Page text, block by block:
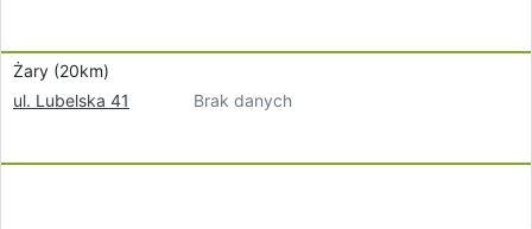
Żary (20km)
ul. Lubelska 41
Brak danych